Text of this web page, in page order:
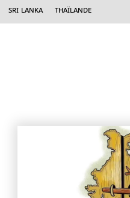
Sri Lanka Thaïlande